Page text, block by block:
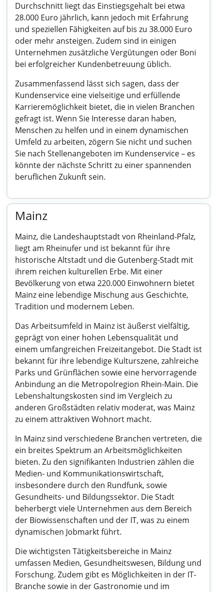
Durchschnitt liegt das Einstiegsgehalt bei etwa
28.000 Euro jährlich, kann jedoch mit Erfahrung
und speziellen Fähigkeiten auf bis zu 38.000 Euro
oder mehr ansteigen. Zudem sind in einigen
Unternehmen zusätzliche Vergütungen oder Boni
bei erfolgreicher Kundenbetreuung üblich.
Zusammenfassend lässt sich sagen, dass der
Kundenservice eine vielseitige und erfüllende
Karrieremöglichkeit bietet, die in vielen Branchen
gefragt ist. Wenn Sie Interesse daran haben,
Menschen zu helfen und in einem dynamischen
Umfeld zu arbeiten, zögern Sie nicht und suchen
Sie nach Stellenangeboten im Kundenservice – es
könnte der nächste Schritt zu einer spannenden
beruflichen Zukunft sein.
Mainz
Mainz, die Landeshauptstadt von Rheinland-Pfalz,
liegt am Rheinufer und ist bekannt für ihre
historische Altstadt und die Gutenberg-Stadt mit
ihrem reichen kulturellen Erbe. Mit einer
Bevölkerung von etwa 220.000 Einwohnern bietet
Mainz eine lebendige Mischung aus Geschichte,
Tradition und modernem Leben.
Das Arbeitsumfeld in Mainz ist äußerst vielfältig,
geprägt von einer hohen Lebensqualität und
einem umfangreichen Freizeitangebot. Die Stadt ist
bekannt für ihre lebendige Kulturszene, zahlreiche
Parks und Grünflächen sowie eine hervorragende
Anbindung an die Metropolregion Rhein-Main. Die
Lebenshaltungskosten sind im Vergleich zu
anderen Großstädten relativ moderat, was Mainz
zu einem attraktiven Wohnort macht.
In Mainz sind verschiedene Branchen vertreten, die
ein breites Spektrum an Arbeitsmöglichkeiten
bieten. Zu den signifikanten Industrien zählen die
Medien- und Kommunikationswirtschaft,
insbesondere durch den Rundfunk, sowie
Gesundheits- und Bildungssektor. Die Stadt
beherbergt viele Unternehmen aus dem Bereich
der Biowissenschaften und der IT, was zu einem
dynamischen Jobmarkt führt.
Die wichtigsten Tätigkeitsbereiche in Mainz
umfassen Medien, Gesundheitswesen, Bildung und
Forschung. Zudem gibt es Möglichkeiten in der IT-
Branche sowie in der Gastronomie und im